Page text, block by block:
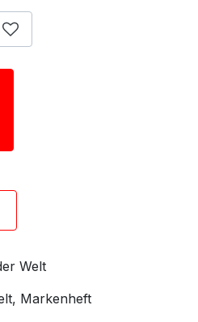
Welt
Markenheft